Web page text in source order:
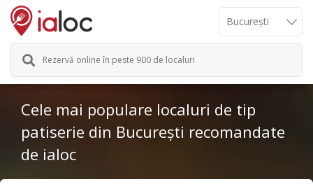
Rezervă online în peste 900 de localuri
Cele mai populare localuri de tip
patiserie din București recomandate
de ialoc